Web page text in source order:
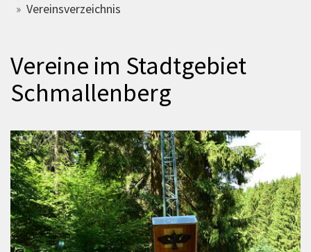
Tourismus
Wirtschaft
Vereinsverzeichnis
Vereine im Stadtgebiet
Schmallenberg